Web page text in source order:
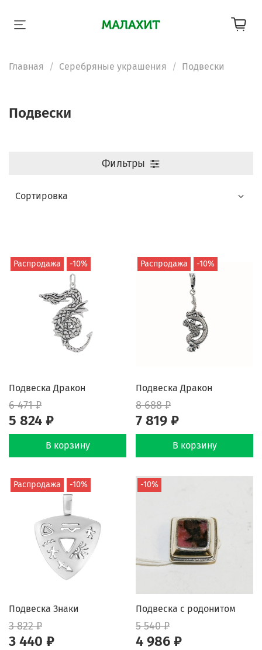
Главная Серебряные украшения Подвески
Подвески
Фильтры
Распродажа -10%
Подвеска Дракон
6 471 ₽
5 824 ₽
В корзину
Распродажа -10%
Подвеска Дракон
8 688 ₽
7 819 ₽
В корзину
Распродажа -10%
Подвеска Знаки
3 822 ₽
3 440 ₽
-10%
Подвеска с родонитом
5 540 ₽
4 986 ₽